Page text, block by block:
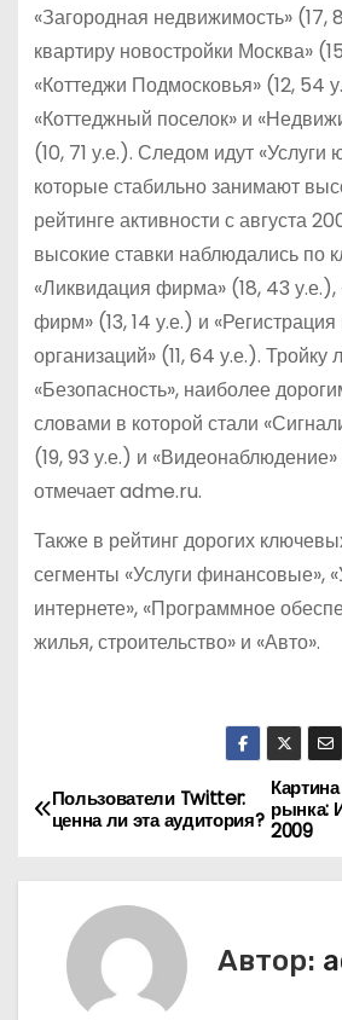
«Загородная недвижимость» (17,
квартиру новостройки Москва»
«Коттеджи Подмосковья» (12, 54
«Коттеджный поселок» и
(10, 71 у.е.). Следом идут «Услуги
которые стабильно занимают
рейтинге активности с августа
высокие ставки наблюдались по
«Ликвидация фирма» (18, 43 у.е.),
фирм» (13, 14 у.е.) и
организаций» (11, 64 у.е.). Тройку
«Безопасность», наиболее
словами в которой стали
(19, 93 у.е.) и «Видеонаблюдение»
отмечает adme.ru.
Также в рейтинг дорогих
сегменты «Услуги финансовые»,
интернете», «Программное
жилья, строительство» и «Авто».
Н
рынка:
2009
Пользователи Twitter:
ценна ли эта аудитория?
Автор: